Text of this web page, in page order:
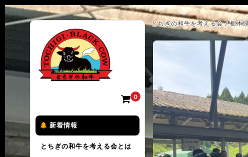
とちぎの和牛を考える会 / 栃木
0
新着情報
とちぎの和牛を考える会とは